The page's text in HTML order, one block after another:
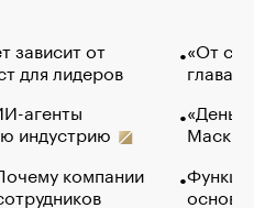
зависит от
для лидеров
агенты
индустрию
компании
«От
глава
Маск в
основ